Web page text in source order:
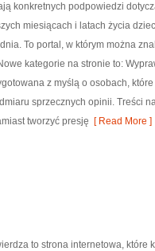
konkretnych podpowiedzi
miesiącach i latach życia
To portal, w którym można
kategorie na stronie to:
z myślą o osobach,
sprzecznych opinii. Treści
tworzyć presję [ Read More ]
to strona internetowa,